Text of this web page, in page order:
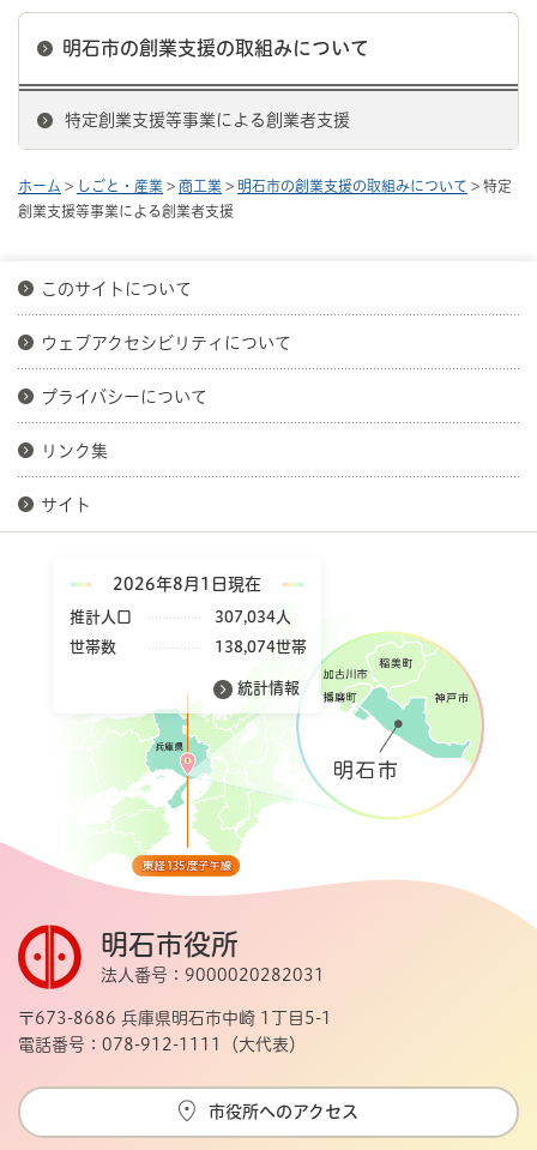
明石市の創業支援の取組みについて
特定創業支援等事業による創業者支援
ホーム > しごと・産業 > 商工業 > 明石市の創業支援の取組みについて > 特定
創業支援等事業による創業者支援
このサイトについて
ウェブアクセシビリティについて
プライバシーについて
リンク集
サイト
2026年8月1日現在
推計人口
307,034人
世帯数
138,074世帯
統計情報
明石市役所
法人番号：9000020282031
〒673-8686 兵庫県明石市中崎 1丁目5-1
電話番号：078-912-1111（大代表）
市役所へのアクセス